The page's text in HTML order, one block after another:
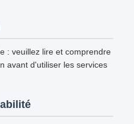
: veuillez lire et comprendre
avant d'utiliser les services